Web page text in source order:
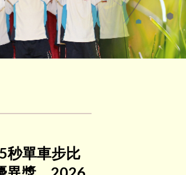
秒單車步比